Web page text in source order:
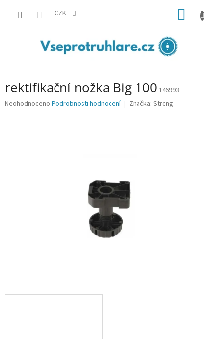
CZK
rektifikační nožka Big 100 146993
Průměrné
Neohodnoceno Podrobnosti hodnocení Značka: Strong